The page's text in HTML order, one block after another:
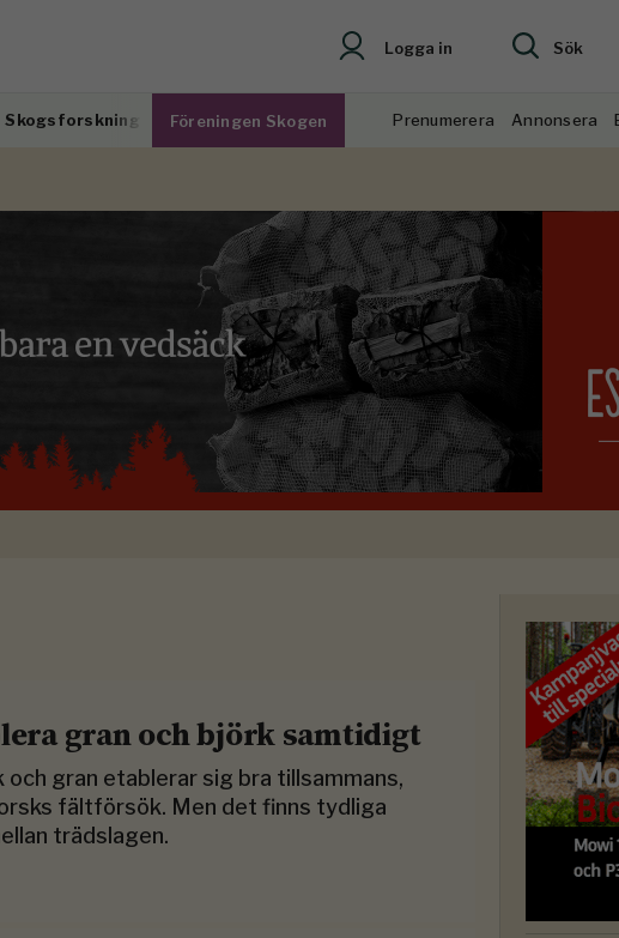
Logga in Sök
Skogsforskning Föreningen Skogen Prenumerera Annonsera
gran och björk samtidigt
och gran etablerar sig bra tillsammans,
fältförsök. Men det finns tydliga
trädslagen.